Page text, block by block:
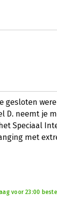
gesloten
D. neemt je
Speciaal
met
voor 23:00